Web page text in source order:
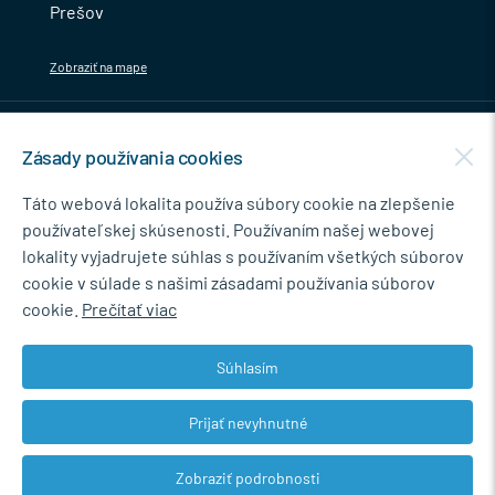
Prešov
Zobraziť na mape
NEWSLETTER
Súhlasím so spracovaním osobných údajov pre marketingové účely.
Zásady ochrany osobných údajov
Web dizajn: MARLOW DESIGN
Zásady používania cookies
Táto webová lokalita používa súbory cookie na zlepšenie
používateľskej skúsenosti. Používaním našej webovej
lokality vyjadrujete súhlas s používaním všetkých súborov
cookie v súlade s našimi zásadami používania súborov
cookie. Prečítať viac
Súhlasím
Prijať nevyhnutné
Zobraziť podrobnosti